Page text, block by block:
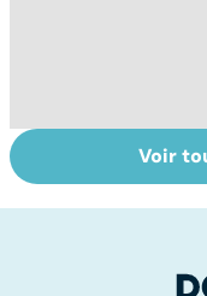
Le magnésium,
un oligo-
Voir